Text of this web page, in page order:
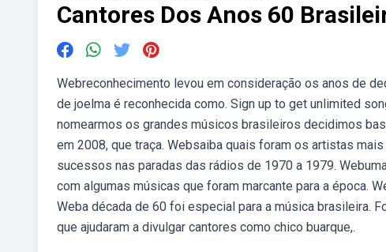
Cantores Dos Anos 60
Webreconhecimento levou em consideração os anos de
de joelma é reconhecida como. Sign up to get unlimited
nomearmos os grandes músicos brasileiros decidimos
em 2008, que traça. Websaiba quais foram os artistas
sucessos nas paradas das rádios de 1970 a 1979.
com algumas músicas que foram marcante para a época.
Weba década de 60 foi especial para a música brasileira.
que ajudaram a divulgar cantores como chico buarque,.